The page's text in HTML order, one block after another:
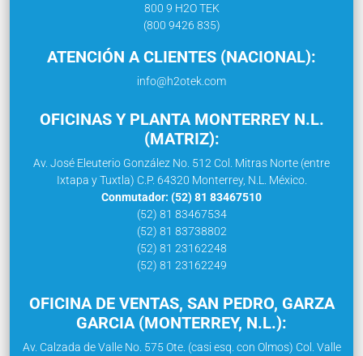
800 9 H2O TEK
(800 9426 835)
ATENCIÓN A CLIENTES (NACIONAL):
info@h2otek.com
OFICINAS Y PLANTA MONTERREY N.L.
(MATRIZ):
Av. José Eleuterio González No. 512 Col. Mitras Norte (entre
Ixtapa y Tuxtla) C.P. 64320 Monterrey, N.L. México.
Conmutador: (52) 81 83467510
(52) 81 83467534
(52) 81 83738802
(52) 81 23162248
(52) 81 23162249
OFICINA DE VENTAS, SAN PEDRO, GARZA
GARCIA (MONTERREY, N.L.):
Av. Calzada de Valle No. 575 Ote. (casi esq. con Olmos) Col. Valle